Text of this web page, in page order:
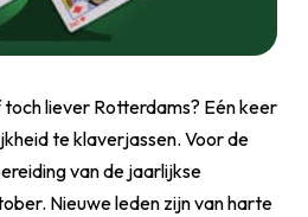
liever Rotterdams? Eén keer
te klaverjassen. Voor de
van de jaarlijkse
Nieuwe leden zijn van harte